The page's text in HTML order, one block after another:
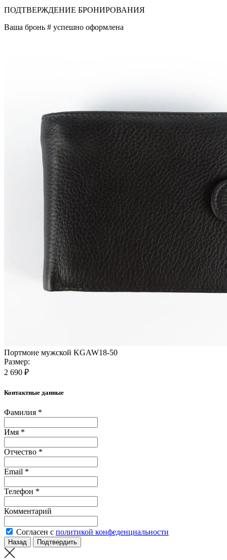
ПОДТВЕРЖДЕНИЕ БРОНИРОВАНИЯ
Ваша бронь # успешно оформлена
Портмоне мужской KGAW18-50
Размер:
2 690 ₽
Контактные данные
Фамилия *
Имя *
Отчество *
Email *
Телефон *
Комментарий
Согласен с политикой конфеденциальности
Назад Подтвердить